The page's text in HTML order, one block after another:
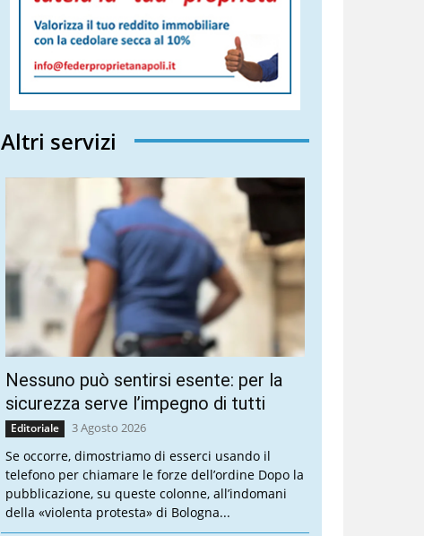
Altri servizi
Nessuno può sentirsi esente: per la
sicurezza serve l’impegno di tutti
Editoriale 3 Agosto 2026
Se occorre, dimostriamo di esserci usando il
telefono per chiamare le forze dell’ordine Dopo la
pubblicazione, su queste colonne, all’indomani
della «violenta protesta» di Bologna...